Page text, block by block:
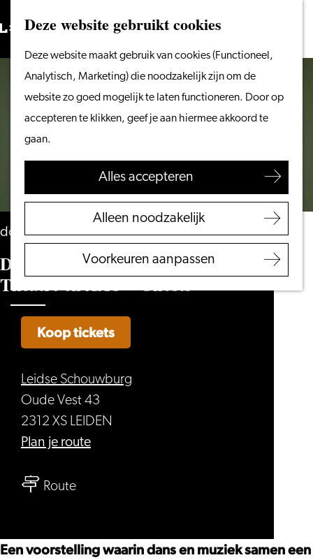
Deze website gebruikt cookies
Deze website maakt gebruik van cookies (Functioneel,
Analytisch, Marketing) die noodzakelijk zijn om de
website zo goed mogelijk te laten functioneren. Door op
accepteren te klikken, geef je aan hiermee akkoord te
gaan.
Alles accepteren
Alleen noodzakelijk
Voorkeuren aanpassen
Ga
naar
homepage
Menu
ZoekenVanaf het water
wandelen
Winkelen
Eten & drinken
Met kinderen
VVV Leiden
Bereikbaarheid
Regio Leiden
Zoeken
donderdag 10 december
Denden Karadeniz, Zero Dance
Theatre en AAO – Ghosts
Leidse Schouwburg
Oude Vest 43
2312 XS LEIDEN
Plan je routenaar
Theatre
Routenaar
Zero
Koop tickets
Een voorstelling waarin dans en muziek samen een